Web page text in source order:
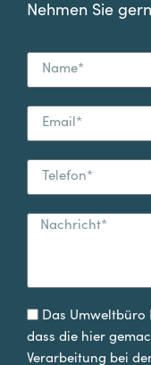
Nehmen Sie
Das Umweltbüro
dass die hier
Verarbeitung bei